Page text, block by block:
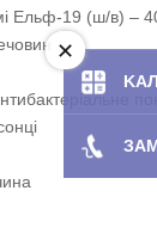
Ельф-19 (ш/в) –